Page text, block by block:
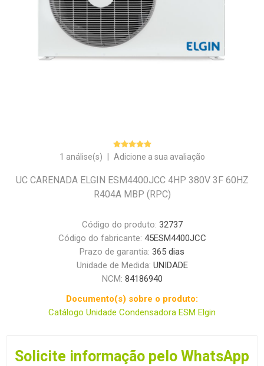
1 análise(s) Adicione a sua avaliação
UC CARENADA ELGIN ESM4400JCC 4HP 380V 3F 60HZ
R404A MBP (RPC)
Código do produto: 32737
Código do fabricante: 45ESM4400JCC
Prazo de garantia: 365 dias
Unidade de Medida: UNIDADE
NCM: 84186940
Documento(s) sobre o produto:
Catálogo Unidade Condensadora ESM Elgin
Solicite informação pelo WhatsApp